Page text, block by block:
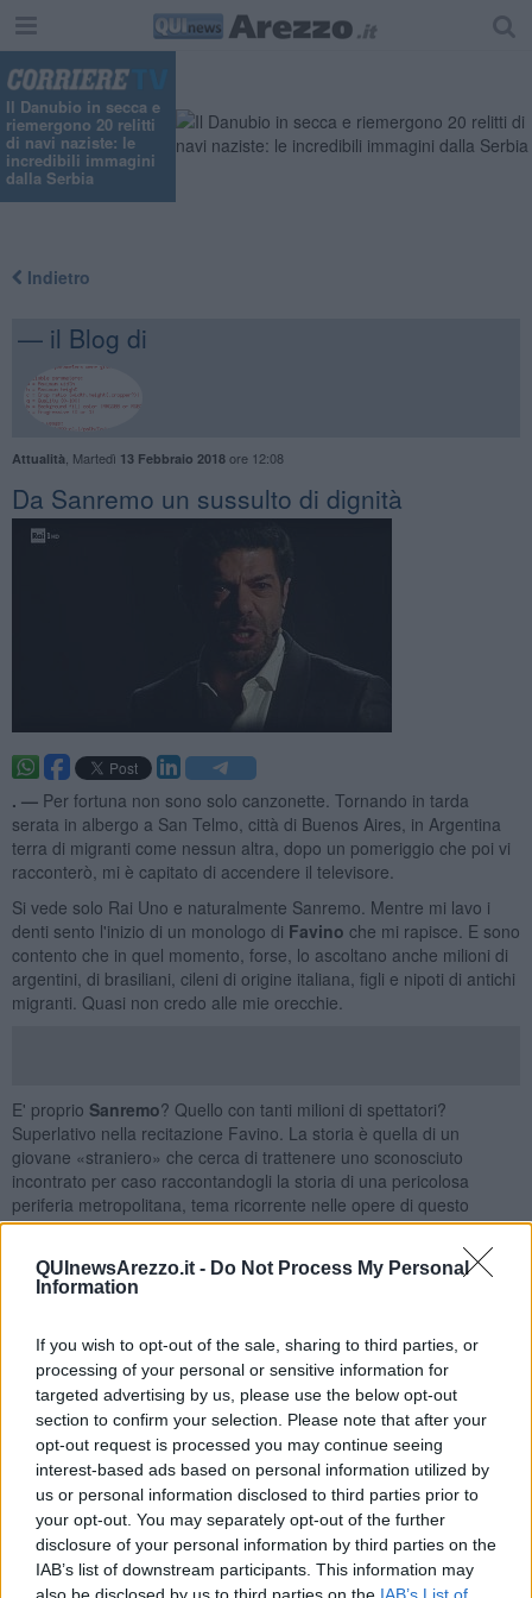
QUInewsArezzo.it - Do Not Process My Personal
Information
If you wish to opt-out of the sale, sharing to third parties, or
processing of your personal or sensitive information for
targeted advertising by us, please use the below opt-out
section to confirm your selection. Please note that after your
opt-out request is processed you may continue seeing
interest-based ads based on personal information utilized by
us or personal information disclosed to third parties prior to
your opt-out. You may separately opt-out of the further
disclosure of your personal information by third parties on the
IAB’s list of downstream participants. This information may
Il Danubio in secca e
riemergono 20 relitti
di navi naziste: le
incredibili immagini
dalla Serbia
Indietro
— il Blog di
Attualità Martedì 13 Febbraio 2018ore 12:08
​Da Sanremo un sussulto di dignità
. — Per fortuna non sono solo canzonette. Tornando in tarda
serata in albergo a San Telmo, città di Buenos Aires, in Argentina
terra di migranti come nessun altra, dopo un pomeriggio che poi vi
racconterò, mi è capitato di accendere il televisore.
Si vede solo Rai Uno e naturalmente Sanremo. Mentre mi lavo i
denti sento l'inizio di un monologo di Favino che mi rapisce. E sono
contento che in quel momento, forse, lo ascoltano anche milioni di
argentini, di brasiliani, cileni di origine italiana, figli e nipoti di antichi
migranti. Quasi non credo alle mie orecchie.
E' proprio Sanremo? Quello con tanti milioni di spettatori?
Superlativo nella recitazione Favino. La storia è quella di un
giovane «straniero» che cerca di trattenere uno sconosciuto
incontrato per caso raccontandogli la storia di una pericolosa
periferia metropolitana, tema ricorrente nelle opere di questo
autore francese che conoscevo, specie nella sua più nota«Nella
dove una vittima e un carnefice
si scambiano di continuo i ruoli. Favino (Koltès) parla per metafora,
ma è molto facile capirlo, andarci dentro: ci sono spesso due
finisce con l’essere invece un bene spirituale, metti l’amore.
Favino (Koltès) non offre teoremi, non ha soluzioni né rivelazioni,
non presenta il conto, la sua passione sta nel risvegliare emozioni e
domande sul bisogno di stare insieme e di accettare l’Altro,
chiunque sia. L'altro, il diverso da te.
Che magistrale lezione in un momento in cui l'Italia e l'Europa è
attraversata da rigurgiti fascisti e razzisti. Ed ecco allora il mio
pomeriggio in una periferia metropolitana, speso alla ricerca di quei
migranti che in un altro continente, respinti a Nord daDonald
Trump
, vengono in Argentina per una speranza che somiglia a